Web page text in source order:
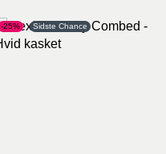
-25% Sidste Chance